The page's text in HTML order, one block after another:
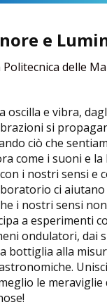
e
delle
oscilla e vibra,
si
ciò che
come i suoni e la
i nostri sensi e
ci aiutano
i nostri sensi
a esperimenti
ondulatori, dai
bottiglia alla
le meraviglie